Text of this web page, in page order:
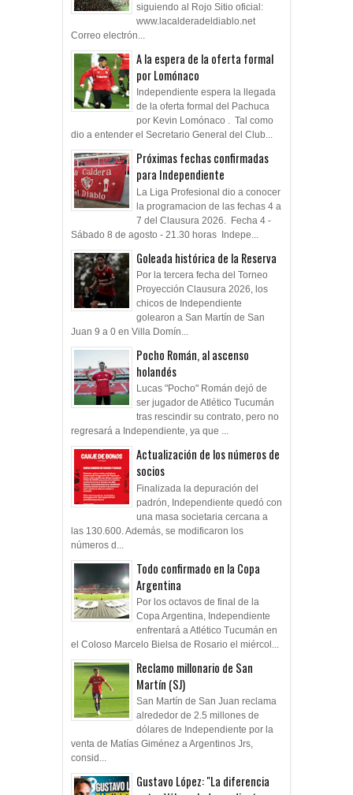
siguiendo al Rojo Sitio oficial:
www.lacalderadeldiablo.net
Correo electrón...
A la espera de la oferta formal
por Lomónaco
Independiente espera la llegada
de la oferta formal del Pachuca
por Kevin Lomónaco . Tal como
dio a entender el Secretario General del Club...
Próximas fechas confirmadas
para Independiente
La Liga Profesional dio a conocer
la programacion de las fechas 4 a
7 del Clausura 2026. Fecha 4 -
Sábado 8 de agosto - 21.30 horas Indepe...
Goleada histórica de la Reserva
Por la tercera fecha del Torneo
Proyección Clausura 2026, los
chicos de Independiente
golearon a San Martín de San
Juan 9 a 0 en Villa Domín...
Pocho Román, al ascenso
holandés
Lucas "Pocho" Román dejó de
ser jugador de Atlético Tucumán
tras rescindir su contrato, pero no
regresará a Independiente, ya que ...
Actualización de los números de
socios
Finalizada la depuración del
padrón, Independiente quedó con
una masa societaria cercana a
las 130.600. Además, se modificaron los
números d...
Todo confirmado en la Copa
Argentina
Por los octavos de final de la
Copa Argentina, Independiente
enfrentará a Atlético Tucumán en
el Coloso Marcelo Bielsa de Rosario el miércol...
Reclamo millonario de San
Martín (SJ)
San Martín de San Juan reclama
alrededor de 2.5 millones de
dólares de Independiente por la
venta de Matías Giménez a Argentinos Jrs,
consid...
Gustavo López: "La diferencia